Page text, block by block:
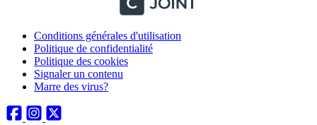
Conditions générales d'utilisation
Politique de confidentialité
Politique des cookies
Signaler un contenu
Marre des virus?